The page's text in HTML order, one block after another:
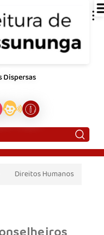
Dispersas
Direitos Humanos